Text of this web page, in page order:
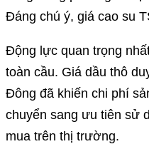
Đáng chú ý, giá cao su
Động lực quan trọng
toàn cầu. Giá dầu thô
Đông đã khiến chi phí
chuyển sang ưu tiên sử
mua trên thị trường.